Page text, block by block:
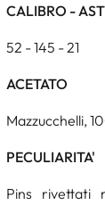
CALIBRO -
52 - 145 - 21
ACETATO
Mazzucchelli,
PECULIARITA'
Pins rivettati